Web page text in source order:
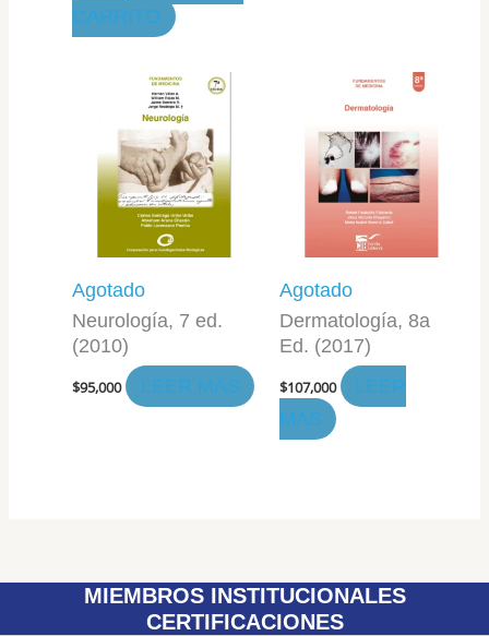
CARRITO
Agotado
Neurología, 7 ed.
(2010)
$95,000 LEER MÁS
Agotado
Dermatología, 8a
Ed. (2017)
$107,000
LEER
MÁS
MIEMBROS INSTITUCIONALES
CERTIFICACIONES